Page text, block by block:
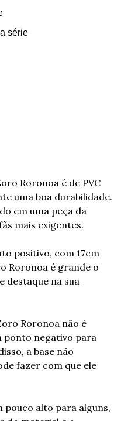
série
Roronoa é de PVC
uma boa durabilidade.
em uma peça da
mais exigentes.
positivo, com 17cm
Roronoa é grande o
destaque na sua
Roronoa não é
ponto negativo para
a base não
fazer com que ele
pouco alto para alguns,